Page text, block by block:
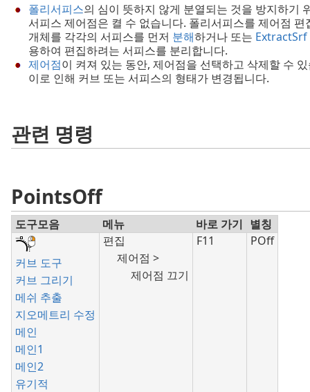
폴리서피스의 심이 뜻하지 않게 분열되는 것을 방지하기
서피스 제어점은 켤 수 없습니다. 폴리서피스를 제어점 편
개체를 각각의 서피스를 먼저 분해하거나 또는 ExtractSrf
용하여 편집하려는 서피스를 분리합니다.
제어점이 켜져 있는 동안, 제어점을 선택하고 삭제할 수
이로 인해 커브 또는 서피스의 형태가 변경됩니다.
관련 명령
PointsOff
도구모음 메뉴 바로 가기 별칭
커브 도구
커브 그리기
메쉬 추출
지오메트리 수정
메인
메인1
메인2
유기적
편집
제어점 >
제어점 끄기
F11 POff